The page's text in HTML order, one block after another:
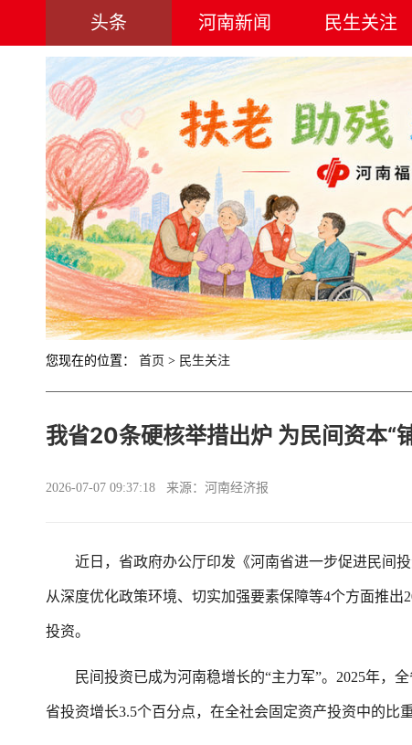
头条 河南新闻 民生关注
您现在的位置： 首页 > 民生关注
我省20条硬核举措出炉 为民间资本“
2026-07-07 09:37:18 来源：河南经济报
近日，省政府办公厅印发《河南省进一步促进民间投
从深度优化政策环境、切实加强要素保障等4个方面推
投资。
民间投资已成为河南稳增长的“主力军”。2025年，全
省投资增长3.5个百分点，在全社会固定资产投资中的比重